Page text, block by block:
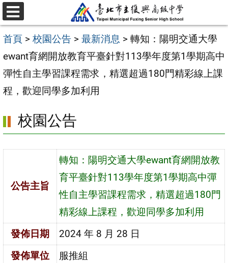
跳
至
主
要
內
容
選
單
首頁 > 校園公告 > 最新消息 > 轉知：陽明交通大學
ewant育網開放教育平臺針對113學年度第1學期高中
彈性自主學習課程需求，精選超過180門精彩線上課
程，歡迎同學多加利用
校園公告
公告主旨
轉知：陽明交通大學ewant育網開放教
育平臺針對113學年度第1學期高中彈
性自主學習課程需求，精選超過180門
精彩線上課程，歡迎同學多加利用
發佈日期
2024 年 8 月 28 日
發佈單位
服推組